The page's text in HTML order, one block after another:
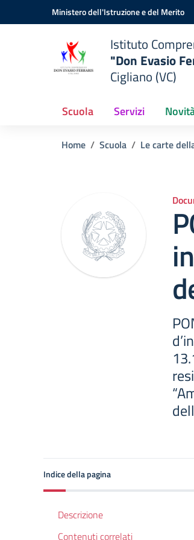
Vai ai contenuti
Vai al menu di navigazioneMinistero dell'Istruzione e del Merito
Istituto
"Don Evasio
Cigliano (VC)
Scuola Servizi
Home Scuola Le carte
Indice della pagina
Descrizione
Contenuti correlati